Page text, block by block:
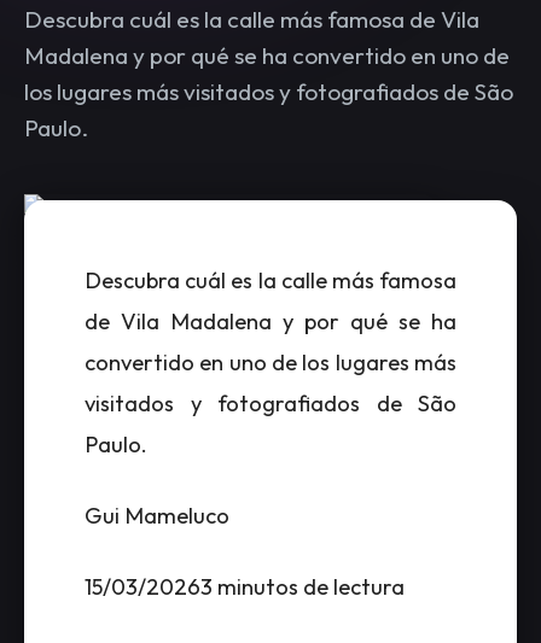
Descubra cuál es la calle más famosa de Vila
Madalena y por qué se ha convertido en uno de
los lugares más visitados y fotografiados de São
Paulo.
Descubra cuál es la calle más famosa
de Vila Madalena y por qué se ha
convertido en uno de los lugares más
visitados y fotografiados de São
Paulo.
Gui Mameluco
15/03/20263 minutos de lectura